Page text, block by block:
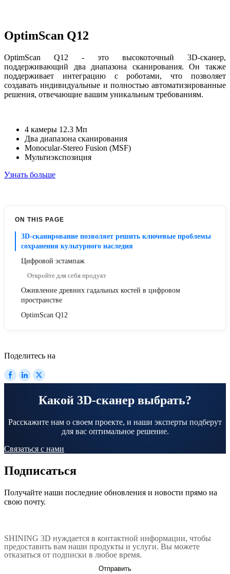
OptimScan Q12
OptimScan Q12 - это высокоточный 3D-сканер,
поддерживающий два диапазона сканирования. Он также
поддерживает интеграцию с роботами, что позволяет
создавать индивидуальные и полностью автоматизированные
решения, отвечающие вашим уникальным требованиям.
4 камеры 12.3 Мп
Два диапазона сканирования
Monocular-Stereo Fusion (MSF)
Мультиэкспозиция
Узнать больше
ON THIS PAGE
3D-сканирование позволяет решить ключевые проблемы
сохранения культурного наследия
Цифровой эстампаж
Откройте для себя продукт
Оживление древних гадальных костей в цифровом
пространстве
OptimScan Q12
Поделитесь на
Какой 3D-сканер выбрать?
Расскажите нам о своем проекте, и наши эксперты подберут
для вас оптимальное решение.
Связаться с нами
Подписаться
Получайте наши последние обновления и новости прямо на
свою почту.
SHINING 3D нуждается в контактной информации, чтобы
предоставить вам наши продукты и услуги. Вы можете
отказаться от подписки в любое время.